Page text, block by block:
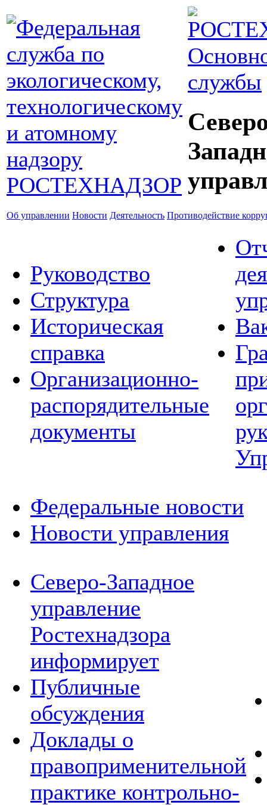
службы
Об управлении Новости Деятельность Противодействие
Руководство
Структура
Историческая
справка
Организационно-
распорядительные
документы
Федеральные новости
Новости управления
Северо-Западное
управление
Ростехнадзора
информирует
Публичные
обсуждения
Доклады о
правоприменительной
практике контрольно-